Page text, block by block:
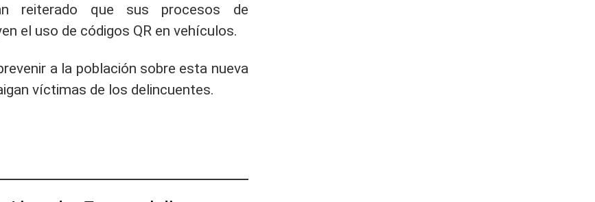
reiterado que sus procesos de
el uso de códigos QR en vehículos.
a la población sobre esta nueva
víctimas de los delincuentes.